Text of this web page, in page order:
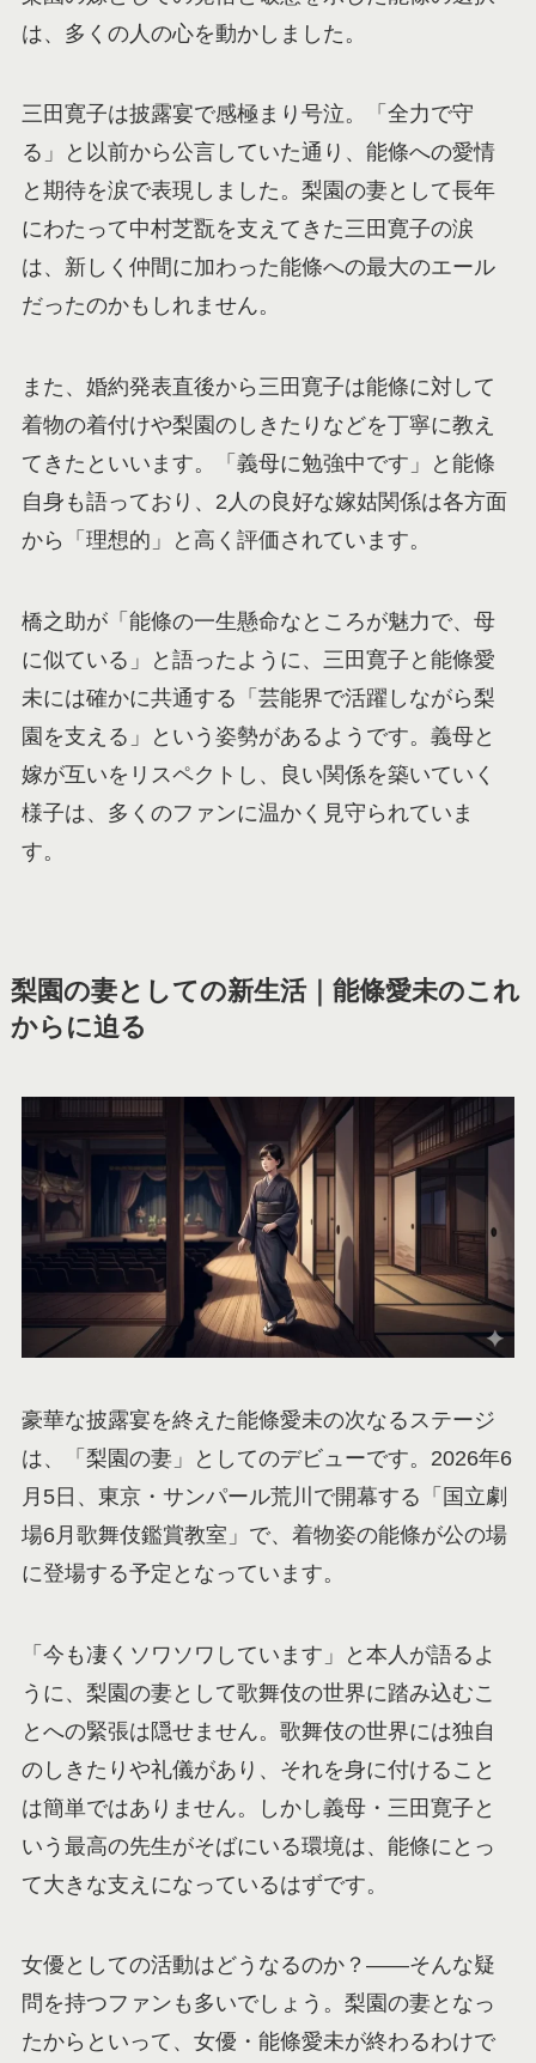
は、多くの人の心を動かしました。
三田寛子は披露宴で感極まり号泣。「全力で守
る」と以前から公言していた通り、能條への愛情
と期待を涙で表現しました。梨園の妻として長年
にわたって中村芝翫を支えてきた三田寛子の涙
は、新しく仲間に加わった能條への最大のエール
だったのかもしれません。
また、婚約発表直後から三田寛子は能條に対して
着物の着付けや梨園のしきたりなどを丁寧に教え
てきたといいます。「義母に勉強中です」と能條
自身も語っており、2人の良好な嫁姑関係は各方面
から「理想的」と高く評価されています。
橋之助が「能條の一生懸命なところが魅力で、母
に似ている」と語ったように、三田寛子と能條愛
未には確かに共通する「芸能界で活躍しながら梨
園を支える」という姿勢があるようです。義母と
嫁が互いをリスペクトし、良い関係を築いていく
様子は、多くのファンに温かく見守られていま
す。
梨園の妻としての新生活｜能條愛未のこれ
からに迫る
豪華な披露宴を終えた能條愛未の次なるステージ
は、「梨園の妻」としてのデビューです。2026年6
月5日、東京・サンパール荒川で開幕する「国立劇
場6月歌舞伎鑑賞教室」で、着物姿の能條が公の場
に登場する予定となっています。
「今も凄くソワソワしています」と本人が語るよ
うに、梨園の妻として歌舞伎の世界に踏み込むこ
とへの緊張は隠せません。歌舞伎の世界には独自
のしきたりや礼儀があり、それを身に付けること
は簡単ではありません。しかし義母・三田寛子と
いう最高の先生がそばにいる環境は、能條にとっ
て大きな支えになっているはずです。
女優としての活動はどうなるのか？——そんな疑
問を持つファンも多いでしょう。梨園の妻となっ
たからといって、女優・能條愛未が終わるわけで